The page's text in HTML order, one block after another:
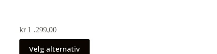
kr1 .299,00
Velg alternativ